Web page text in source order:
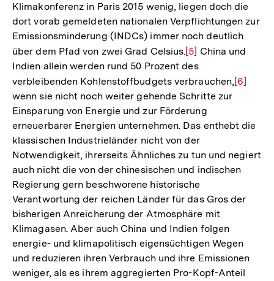
der
Fußnote
Klimakonferenz in Paris 2015 wenig, liegen doch die
dort vorab gemeldeten nationalen Verpflichtungen zur
Emissionsminderung (INDCs) immer noch deutlich
über dem Pfad von zwei Grad Celsius.Zur
Auflösung
der
Fußnote
[5] China und
Indien allein werden rund 50 Prozent des
verbleibenden Kohlenstoffbudgets verbrauchen,Zur
Fußnote
[6]
wenn sie nicht noch weiter gehende Schritte zur
Einsparung von Energie und zur Förderung
erneuerbarer Energien unternehmen. Das enthebt die
klassischen Industrieländer nicht von der
Notwendigkeit, ihrerseits Ähnliches zu tun und negiert
auch nicht die von der chinesischen und indischen
Regierung gern beschworene historische
Verantwortung der reichen Länder für das Gros der
bisherigen Anreicherung der Atmosphäre mit
Klimagasen. Aber auch China und Indien folgen
energie- und klimapolitisch eigensüchtigen Wegen
und reduzieren ihren Verbrauch und ihre Emissionen
weniger, als es ihrem aggregierten Pro-Kopf-Anteil